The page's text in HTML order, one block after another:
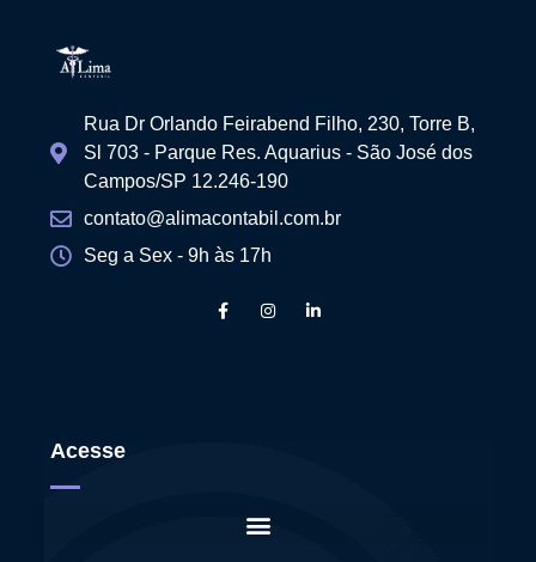
Rua Dr Orlando Feirabend Filho, 230, Torre B,
Sl 703 - Parque Res. Aquarius - São José dos
Campos/SP 12.246-190
contato@alimacontabil.com.br
Seg a Sex - 9h às 17h
Acesse